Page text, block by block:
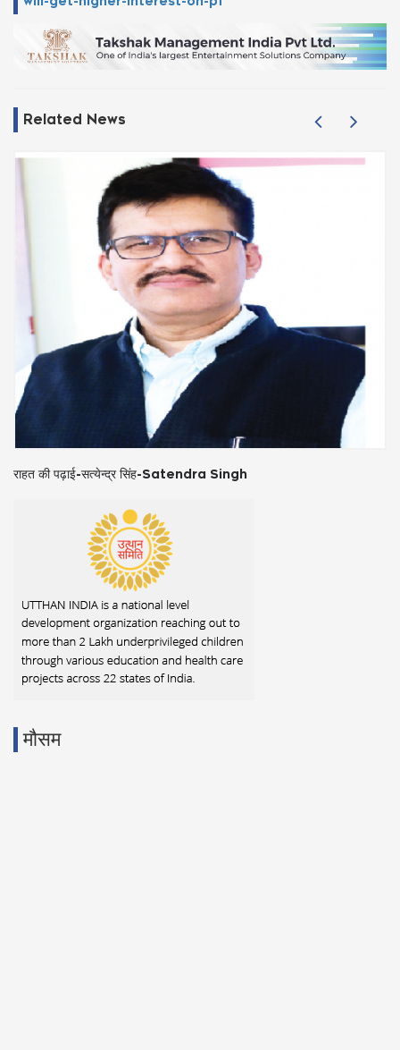
Related News
राहत की पढ़ाई-सत्येन्द्र सिंह-Satendra Singh
मौसम